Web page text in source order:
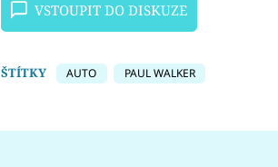
VSTOUPIT DO DISKUZE
ŠTÍTKY AUTO PAUL WALKER